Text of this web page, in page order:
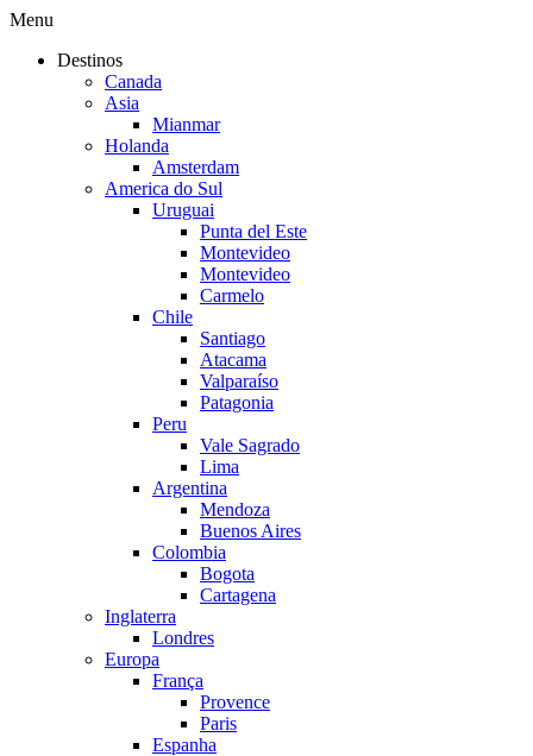
Menu
Destinos
Canada
Asia
Mianmar
Holanda
Amsterdam
America do Sul
Uruguai
Punta del Este
Montevideo
Montevideo
Carmelo
Chile
Santiago
Atacama
Valparaíso
Patagonia
Peru
Vale Sagrado
Lima
Argentina
Mendoza
Buenos Aires
Colombia
Bogota
Cartagena
Inglaterra
Londres
Europa
França
Provence
Paris
Espanha